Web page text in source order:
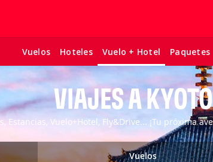
Vuelos Hoteles Vuelo + Hotel Paquetes
VIAJES A KYOTO
Estancias, Vuelo+Hotel, Fly&Drive... ¡Tu próxima
Vuelos